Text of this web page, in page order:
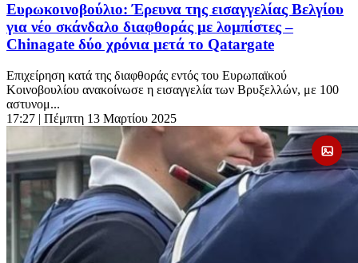
Ευρωκοινοβούλιο: Έρευνα της εισαγγελίας Βελγίου
για νέο σκάνδαλο διαφθοράς με λομπίστες –
Chinagate δύο χρόνια μετά τo Qatargate
Επιχείρηση κατά της διαφθοράς εντός του Ευρωπαϊκού
Κοινοβουλίου ανακοίνωσε η εισαγγελία των Βρυξελλών, με 100
αστυνομ...
17:27 | Πέμπτη 13 Μαρτίου 2025